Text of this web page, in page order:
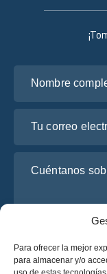
Para ofrecer la mejor
para almacenar y/o